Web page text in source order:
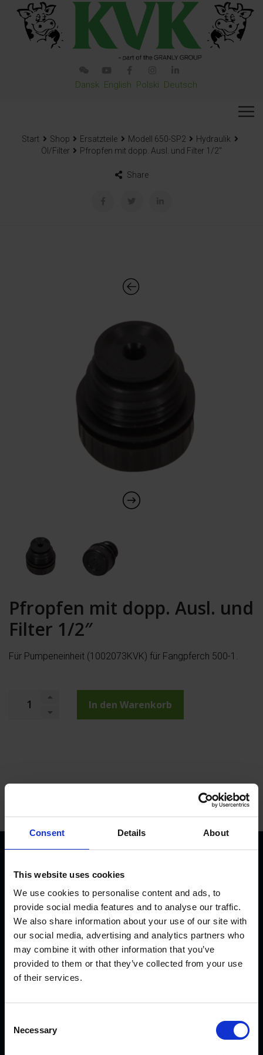
Consent Details About
This website uses cookies
We use cookies to personalise content and ads, to
provide social media features and to analyse our traffic.
We also share information about your use of our site with
our social media, advertising and analytics partners who
may combine it with other information that you’ve
provided to them or that they’ve collected from your use
of their services.
Necessary
Dansk English Polski Deutsch
Start Shop Ersatzteile Modell 650-SP2
Hydraulik
Öl/Filter
Pfropfen mit dopp. Ausl. und Filter 1/2″
Share
Pfropfen mit dopp. Ausl. und
Filter 1/2″
Für Pumpeneinheit (1002073KVK) für Fangpferch 500-1.
In den Warenkorb
KVK Hydra Klov ist ein modernes Unternehmen, welches
sich der Konstruktion und Herstellung von
Klauenpflegeständen, Fangpferchen und Motortrolleys
widmet. Es sind sehr viele KVK Produkte international in
Arabien und Dubai, von Kanada bis Japan.